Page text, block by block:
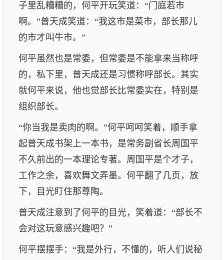
子里乱糟糟的，何平开玩笑道：“门庭若市
啊。”普天成笑道：“我这市是菜市，部长那儿
的市才叫牛市。”
何平虽然也是常委，但常委是不能拿来当称呼
的，私下里，普天成还是习惯称呼部长。其实
就何平来说，他也觉部长比常委实在，特别是
组织部长。
“你当我是卖肉的啊。”何平呵呵笑着，顺手拿
起普天成书架上一本书，是常务副省长周国平
不久前出的一本理论专著。周国平是个才子，
工作之余，喜欢舞文弄墨。何平翻了几页，放
下，目光盯住那尊陶。
普天成注意到了何平的目光，笑着道：“部长不
会对这玩意感兴趣吧？”
何平摆摆手：“我是外行，不懂的，听人们说秘